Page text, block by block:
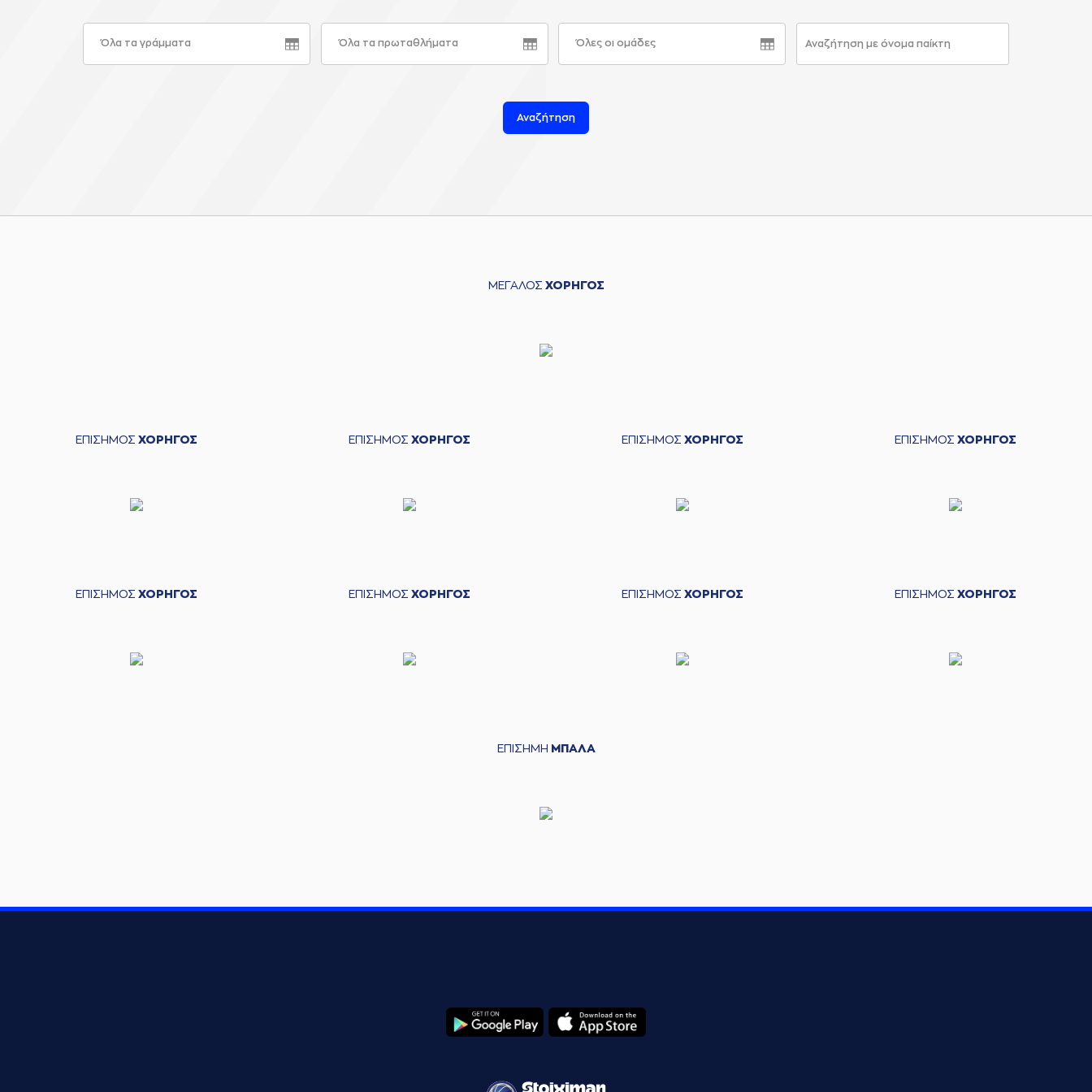
Όλα τα γράμματα Όλα τα πρωταθλήματα Όλες οι ομάδες
Αναζήτηση
ΜΕΓΑΛΟΣ ΧΟΡΗΓΟΣ
ΕΠΙΣΗΜΟΣ ΧΟΡΗΓΟΣ ΕΠΙΣΗΜΟΣ ΧΟΡΗΓΟΣ ΕΠΙΣΗΜΟΣ ΧΟΡΗΓΟΣ ΕΠΙΣΗΜΟΣ ΧΟΡΗΓΟΣ
ΕΠΙΣΗΜΟΣ ΧΟΡΗΓΟΣ ΕΠΙΣΗΜΟΣ ΧΟΡΗΓΟΣ ΕΠΙΣΗΜΟΣ ΧΟΡΗΓΟΣ ΕΠΙΣΗΜΟΣ ΧΟΡΗΓΟΣ
ΕΠΙΣΗΜΗ ΜΠΑΛΑ